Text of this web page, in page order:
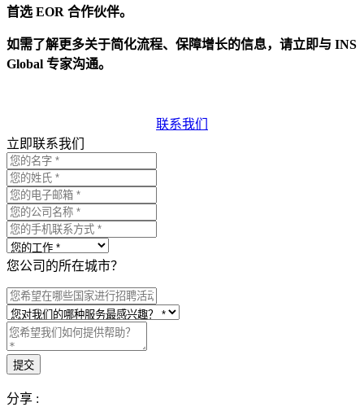
首选 EOR 合作伙伴。
如需了解更多关于简化流程、保障增长的信息，请立即与 INS
Global 专家沟通。
联系我们
立即联系我们
您公司的所在城市？
分享 :